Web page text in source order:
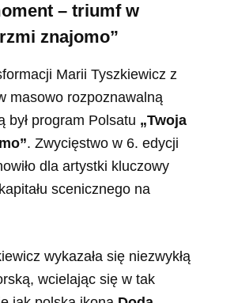
– triumf w
znajomo”
Marii Tyszkiewicz z
masowo rozpoznawalną
był program Polsatu „Twoja
. Zwycięstwo w 6. edycji
dla artystki kluczowy
scenicznego na
wykazała się niezwykłą
wcielając się w tak